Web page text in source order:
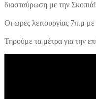
διασταύρωση με την Σκοπιά!
Οι ώρες λειτουργίας 7π.μ
Τηρούμε τα μέτρα για την